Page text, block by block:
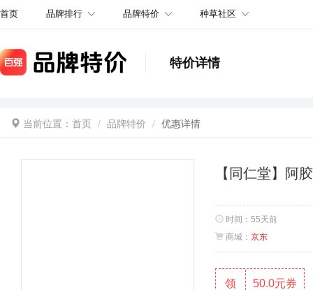
首页 品牌排行 品牌特价 种草社区
特价详情
当前位置： 首页 品牌特价 优惠详情
【同仁堂】阿
时间： 55天前
商城： 京东
领 50.0元券